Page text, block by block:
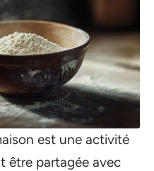
est une activité
être partagée avec